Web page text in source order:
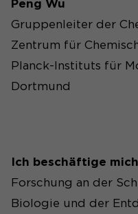
Peng Wu
Gruppenleiter der
Zentrum für
Planck-Instituts für
Dortmund
Ich beschäftige
Forschung an der
Biologie und der